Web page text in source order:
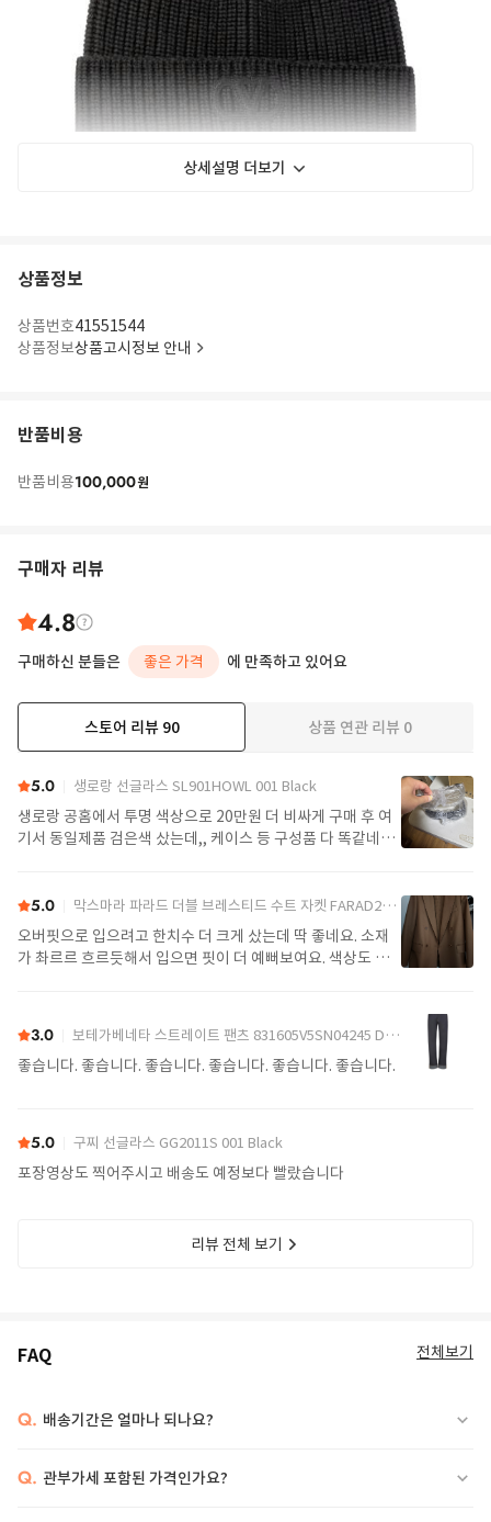
상세설명 더보기
상품정보
상품번호41551544
상품정보상품고시정보 안내
반품비용
반품비용100,000원
구매자 리뷰
4.8
구매하신 분들은 좋은 가격 에 만족하고 있어요
스토어 리뷰 90 상품 연관 리뷰 0
5.0 생로랑 선글라스 SL901HOWL 001 Black
생로랑 공홈에서 투명 색상으로 20만원 더 비싸게 구매 후 여
기서 동일제품 검은색 샀는데,, 케이스 등 구성품 다 똑같네요
5.0 막스마라 파라드 더블 브레스티드 수트 자켓 FARAD2521046122600004 Camel
오버핏으로 입으려고 한치수 더 크게 샀는데 딱 좋네요. 소재
가 촤르르 흐르듯해서 입으면 핏이 더 예뻐보여요. 색상도 제
3.0 보테가베네타 스트레이트 팬츠 831605V5SN04245 Denim
좋습니다. 좋습니다. 좋습니다. 좋습니다. 좋습니다. 좋습니다.
5.0 구찌 선글라스 GG2011S 001 Black
포장영상도 찍어주시고 배송도 예정보다 빨랐습니다
리뷰 전체 보기
FAQ 전체보기
Q. 배송기간은 얼마나 되나요?
Q. 관부가세 포함된 가격인가요?